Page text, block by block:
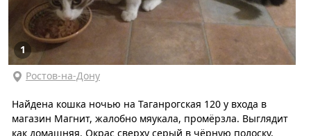
1
Ростов-на-Дону
Найдена кошка ночью на Таганрогская 120 у входа в
магазин Магнит, жалобно мяукала, промёрзла. Выглядит
как домашняя. Окрас сверху серый в чёрную полоску,